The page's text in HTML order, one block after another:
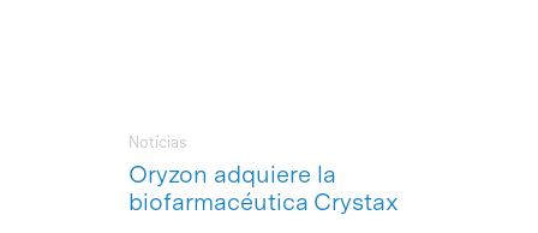
Oryzon adquiere la
biofarmacéutica Crystax
Notícias